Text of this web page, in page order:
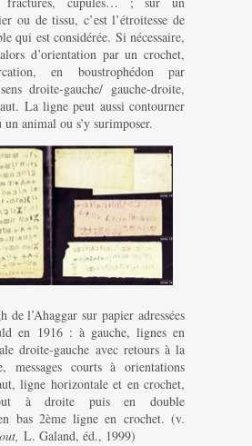
ou de tissu, c’est l’étroitesse de
qui est considérée. Si nécessaire,
d’orientation par un crochet,
en boustrophédon par
droite-gauche/ gauche-droite,
La ligne peut aussi contourner
un animal ou s’y surimposer.
de l’Ahaggar sur papier adressées
en 1916 : à gauche, lignes en
droite-gauche avec retours à la
courts à orientations
ligne horizontale et en crochet,
à droite puis en double
bas 2ème ligne en crochet. (v.
L. Galand, éd., 1999)